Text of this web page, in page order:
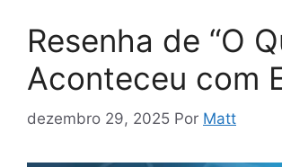
Resenha de “O
Aconteceu com
dezembro 29, 2025 Por Matt